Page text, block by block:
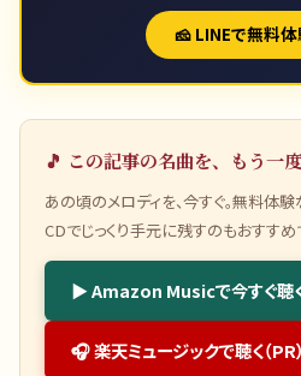
🧀 LINEで無料
🎵 この記事の名曲を、もう一
あの頃のメロディを、今すぐ。無料体
CDでじっくり手元に残すのもおすすめ
▶ Amazon Musicで今すぐ聴く
🎧 楽天ミュージックで聴く（PR）